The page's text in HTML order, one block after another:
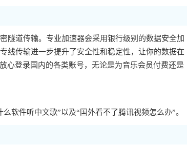
隧道传输。专业加速器会采用银行级别的数据安全加
线传输进一步提升了安全性和稳定性，让你的数据在
心登录国内的各类账号，无论是为音乐会员付费还是
软件听中文歌”以及“国外看不了腾讯视频怎么办”。